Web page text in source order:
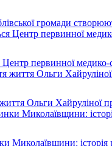
громади
первинної
Ольги Хайруліної
Миколаївщини: